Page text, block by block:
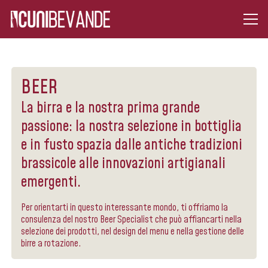
BEER
La birra e la nostra prima grande
passione: la nostra selezione in bottiglia
e in fusto spazia dalle antiche tradizioni
brassicole alle innovazioni artigianali
emergenti.
Per orientarti in questo interessante mondo, ti offriamo la
consulenza del nostro Beer Specialist che può affiancarti nella
selezione dei prodotti, nel design del menu e nella gestione delle
birre a rotazione.